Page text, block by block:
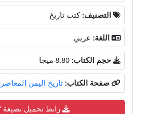
التصنيف: كتب تاريخ
اللغة: عربي
حجم الكتاب: 8.80 ميجا
صفحة الكتاب: تاريخ اليمن المعاصر 1917- 1982 م
رابط تحميل بصيغة Pdf